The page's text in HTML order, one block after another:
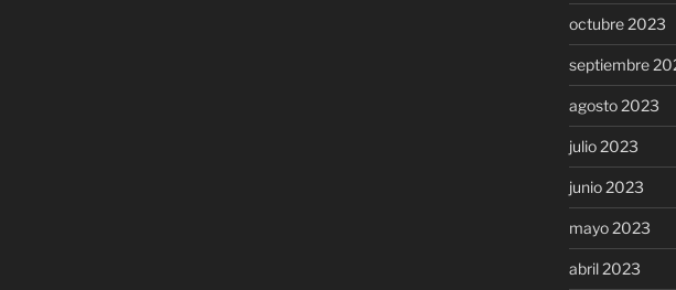
octubre 2023
septiembre
agosto 2023
julio 2023
junio 2023
mayo 2023
abril 2023